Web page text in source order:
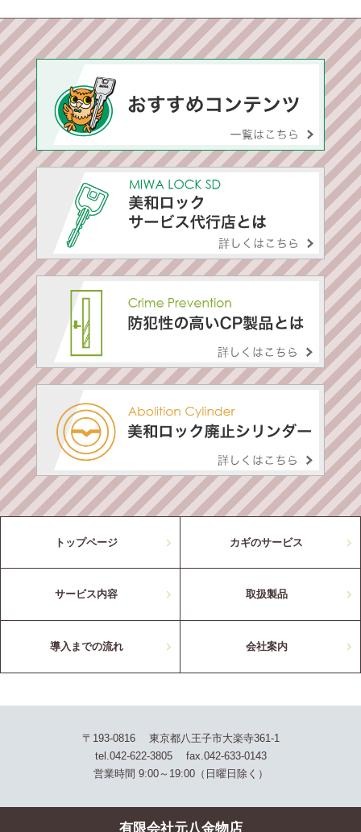
トップページ カギのサービス
サービス内容 取扱製品
導入までの流れ 会社案内
〒193-0816 東京都八王子市大楽寺361-1
tel.042-622-3805 fax.042-633-0143
営業時間 9:00～19:00（日曜日除く）
有限会社元八金物店